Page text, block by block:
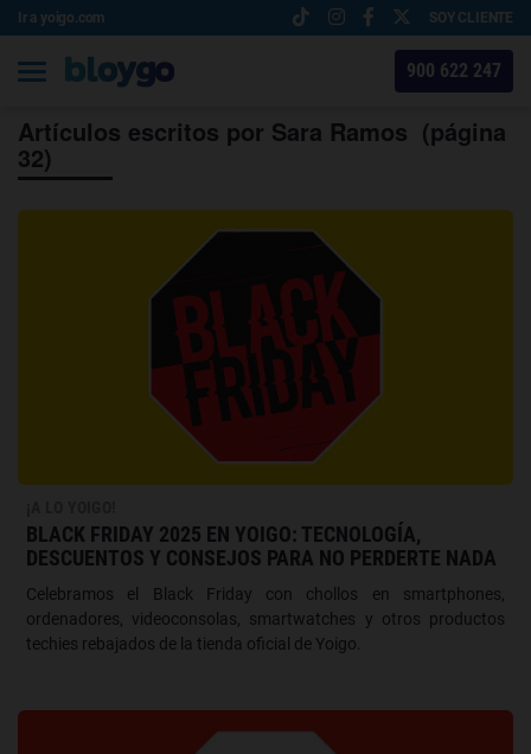
Ir a yoigo.com SOY CLIENTE
900 622 247
Artículos escritos por Sara Ramos (página
32)
BLACK FRIDAY 2025 EN YOIGO: TECNOLOGÍA,
DESCUENTOS Y CONSEJOS PARA NO PERDERTE NADA
Celebramos el Black Friday con chollos en smartphones,
ordenadores, videoconsolas, smartwatches y otros productos
techies rebajados de la tienda oficial de Yoigo.